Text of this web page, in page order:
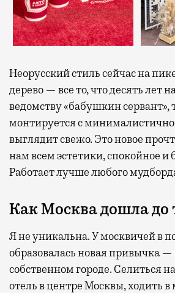
Неорусский стиль сейчас на
дерево — все то, что десять лет
ведомству «бабушкин сервант»,
монтируется с
выглядит свежо. Это новое
нам всем эстетики, спокойное и
Работает лучше любого
Как Москва дошла до
Я не уникальна. У москвичей в
образовалась новая привычка
собственном городе. Селиться
отель в центре Москвы, ходить в